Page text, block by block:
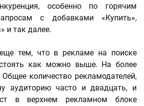
особенно по горячим
с добавками «Купить»,
и так далее.
тем, что в рекламе на поиске
как можно выше. На более
количество рекламодателей,
аудиторию часто и двадцать, и
в верхнем рекламном блоке